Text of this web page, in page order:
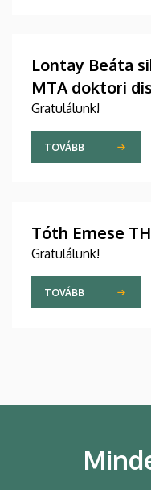
Lontay Beáta
MTA doktori
Gratulálunk!
TOVÁBB
Tóth Emese
Gratulálunk!
TOVÁBB